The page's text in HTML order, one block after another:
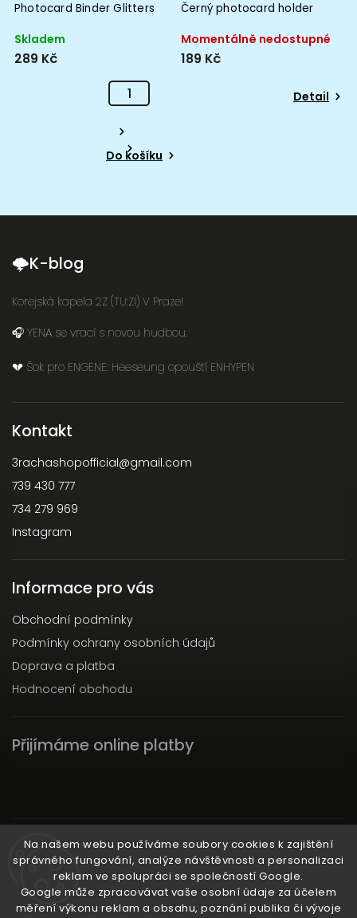
Na našem webu používáme soubory cookies k zajištění
správného fungování, analýze návštěvnosti a personalizaci
reklam ve spolupráci se společností Google.
Google může zpracovávat vaše osobní údaje za účelem
měření výkonu reklam a obsahu, poznání publika či vývoje
Photocard Binder Glitters
Skladem
289 Kč
Do košíku
Černý photocard holder
Momentálně nedostupné
189 Kč
Detail
🌩K-blog
Korejská kapela 2Z (TU:ZI) V Praze!
🎧 YENA se vrací s novou hudbou.
💔 Šok pro ENGENE: Heeseung opouští ENHYPEN
Kontakt
3rachashopofficial@gmail.com
739 430 777
734 279 969
Instagram
Informace pro vás
Obchodní podmínky
Podmínky ochrany osobních údajů
Doprava a platba
Hodnocení obchodu
Přijímáme online platby
Instagram